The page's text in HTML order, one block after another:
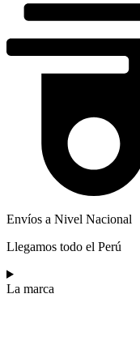
Envíos a Nivel Nacional
Llegamos todo el Perú
La marca​